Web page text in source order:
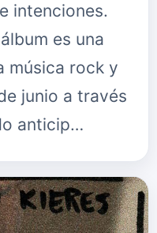
intenciones.
es una
música rock y
junio a través
anticip…